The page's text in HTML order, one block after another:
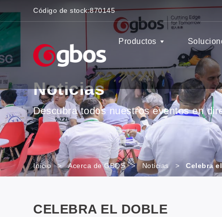
Código de stock:870145
Productos
Noticias
Descubra todos nuestros eventos en
Inicio > Acerca de GBOS > Noticias > Celebra
CELEBRA EL DOBLE